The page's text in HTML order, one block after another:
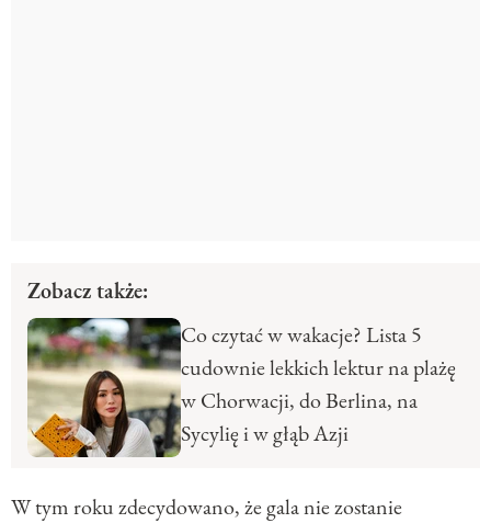
Zobacz także:
Co czytać w wakacje? Lista 5
cudownie lekkich lektur na plażę
w Chorwacji, do Berlina, na
Sycylię i w głąb Azji
W tym roku zdecydowano, że gala nie zostanie